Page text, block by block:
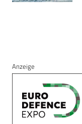
Anzeige